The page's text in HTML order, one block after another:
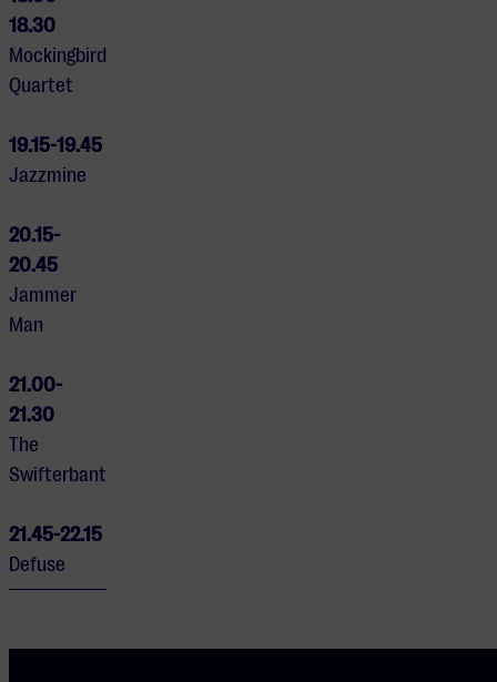
18.30
Mockingbird
Quartet
19.15-19.45
Jazzmine
20.15-
20.45
Jammer
Man
21.00-
21.30
The
Swifterbant
21.45-22.15
Defuse